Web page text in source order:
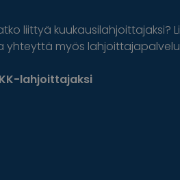
liittyä kuukausilahjoittajaksi?
yhteyttä myös
lahjoittajaksi